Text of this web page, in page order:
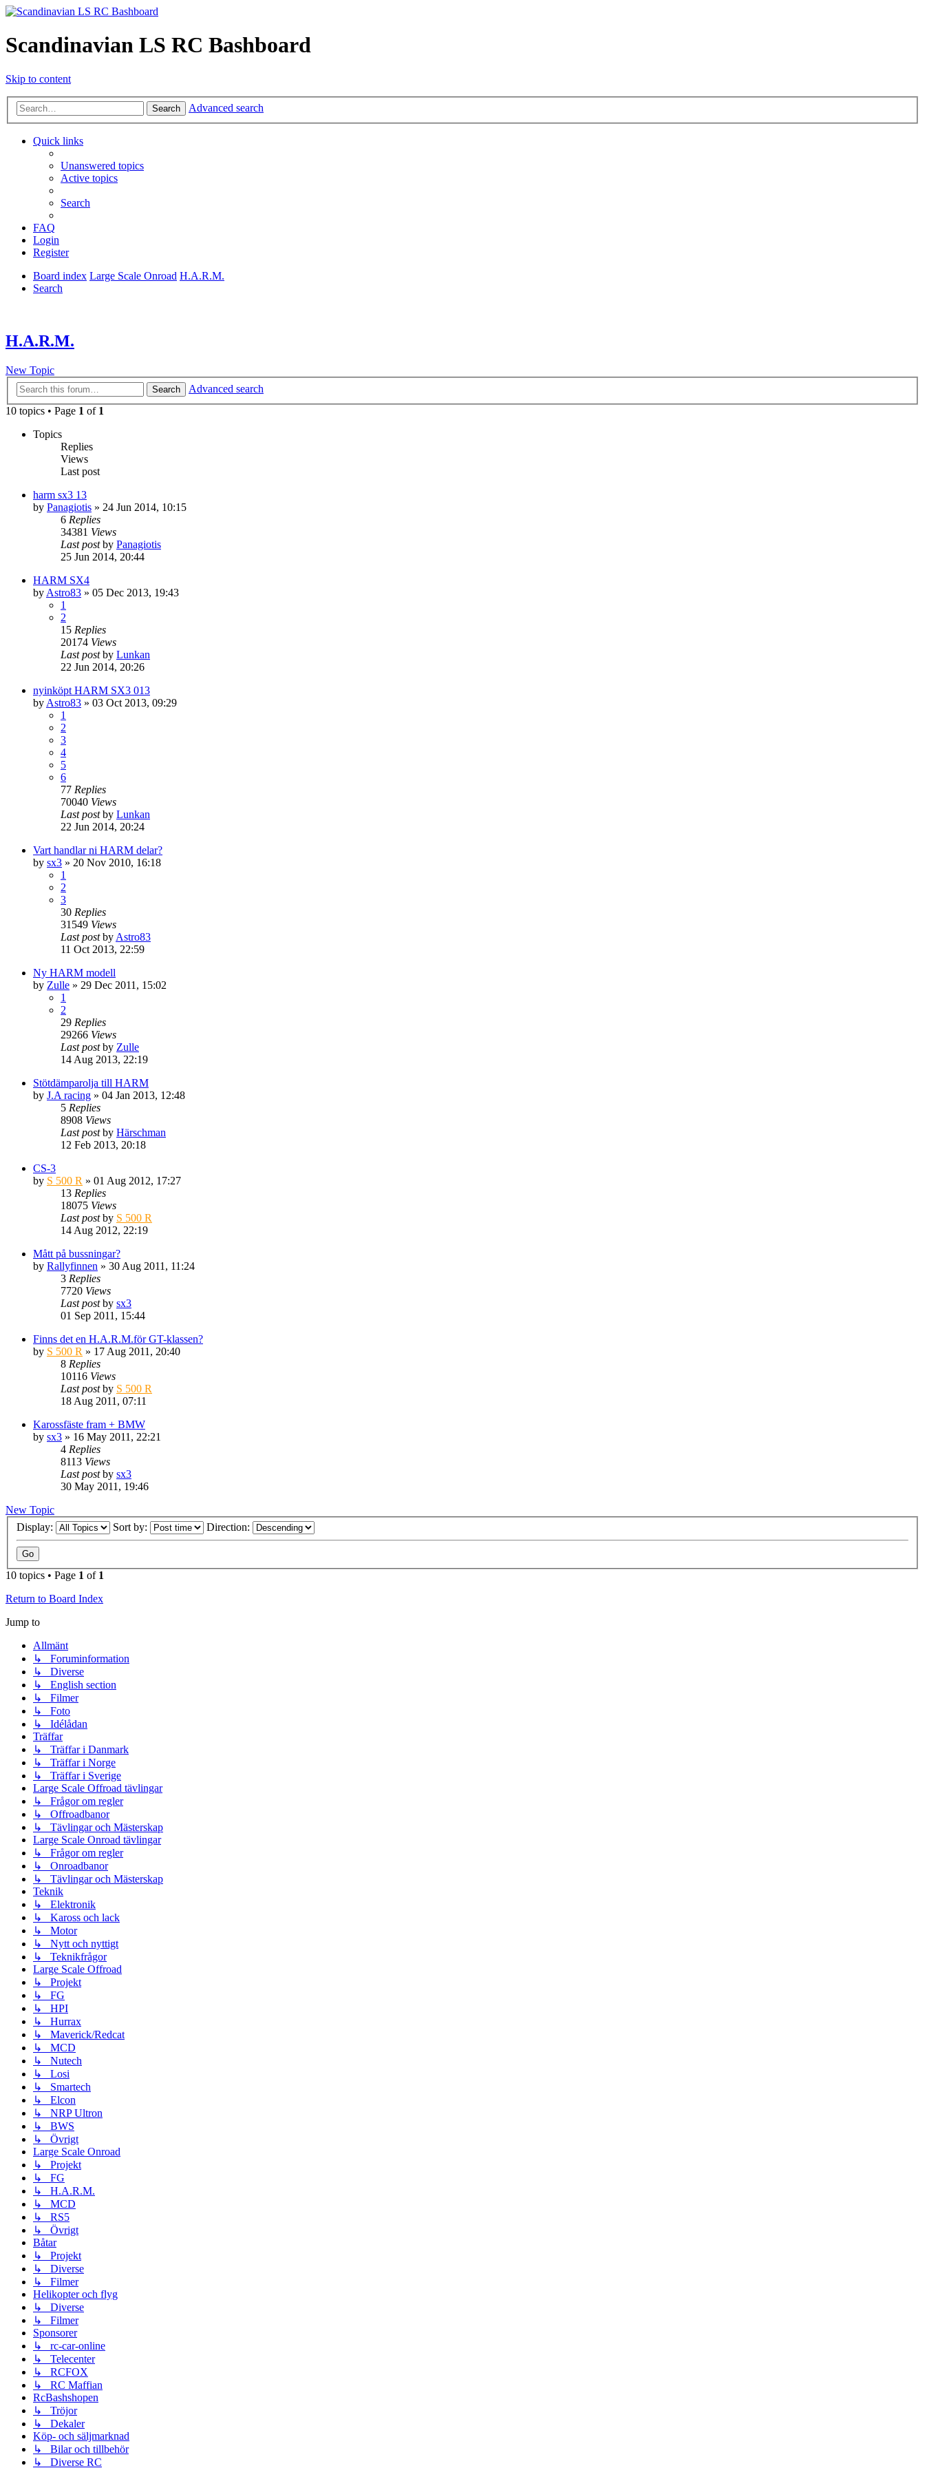
Scandinavian LS RC Bashboard
Skip to content
Search Advanced search
Quick links
Unanswered topics
Active topics
Search
FAQ
Login
Register
Board index Large Scale Onroad H.A.R.M.
Search
H.A.R.M.
New Topic
Search
Advanced search
10 topics • Page 1 of 1
Topics
Replies
Views
Last post
harm sx3 13
by Panagiotis » 24 Jun 2014, 10:15
6 Replies
34381 Views
Last postby Panagiotis
25 Jun 2014, 20:44
HARM SX4
by Astro83 » 05 Dec 2013, 19:43
1
2
15 Replies
20174 Views
Last postby Lunkan
22 Jun 2014, 20:26
nyinköpt HARM SX3 013
by Astro83 » 03 Oct 2013, 09:29
1
2
3
4
5
6
77 Replies
70040 Views
Last postby Lunkan
22 Jun 2014, 20:24
Vart handlar ni HARM delar?
by sx3 » 20 Nov 2010, 16:18
1
2
3
30 Replies
31549 Views
Last postby Astro83
11 Oct 2013, 22:59
Ny HARM modell
by Zulle » 29 Dec 2011, 15:02
1
2
29 Replies
29266 Views
Last postby Zulle
14 Aug 2013, 22:19
Stötdämparolja till HARM
by J.A racing » 04 Jan 2013, 12:48
5 Replies
8908 Views
Last postby Härschman
12 Feb 2013, 20:18
CS-3
by S 500 R » 01 Aug 2012, 17:27
13 Replies
18075 Views
Last postby S 500 R
14 Aug 2012, 22:19
Mått på bussningar?
by Rallyfinnen » 30 Aug 2011, 11:24
3 Replies
7720 Views
Last postby sx3
01 Sep 2011, 15:44
Finns det en H.A.R.M.för GT-klassen?
by S 500 R » 17 Aug 2011, 20:40
8 Replies
10116 Views
Last postby S 500 R
18 Aug 2011, 07:11
Karossfäste fram + BMW
by sx3 » 16 May 2011, 22:21
4 Replies
8113 Views
Last postby sx3
30 May 2011, 19:46
New Topic
Display:
Sort by: Direction:
10 topics • Page 1 of 1
Return to Board Index
Jump to
Allmänt
↳ Foruminformation
↳ Diverse
↳ English section
↳ Filmer
↳ Foto
↳ Idélådan
Träffar
↳ Träffar i Danmark
↳ Träffar i Norge
↳ Träffar i Sverige
Large Scale Offroad tävlingar
↳ Frågor om regler
↳ Offroadbanor
↳ Tävlingar och Mästerskap
Large Scale Onroad tävlingar
↳ Frågor om regler
↳ Onroadbanor
↳ Tävlingar och Mästerskap
Teknik
↳ Elektronik
↳ Kaross och lack
↳ Motor
↳ Nytt och nyttigt
↳ Teknikfrågor
Large Scale Offroad
↳ Projekt
↳ FG
↳ HPI
↳ Hurrax
↳ Maverick/Redcat
↳ MCD
↳ Nutech
↳ Losi
↳ Smartech
↳ Elcon
↳ NRP Ultron
↳ BWS
↳ Övrigt
Large Scale Onroad
↳ Projekt
↳ FG
↳ H.A.R.M.
↳ MCD
↳ RS5
↳ Övrigt
Båtar
↳ Projekt
↳ Diverse
↳ Filmer
Helikopter och flyg
↳ Diverse
↳ Filmer
Sponsorer
↳ rc-car-online
↳ Telecenter
↳ RCFOX
↳ RC Maffian
RcBashshopen
↳ Tröjor
↳ Dekaler
Köp- och säljmarknad
↳ Bilar och tillbehör
↳ Diverse RC